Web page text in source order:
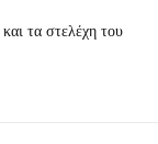
τα στελέχη του